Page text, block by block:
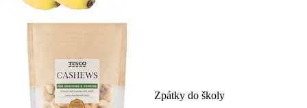
Zpátky do školy